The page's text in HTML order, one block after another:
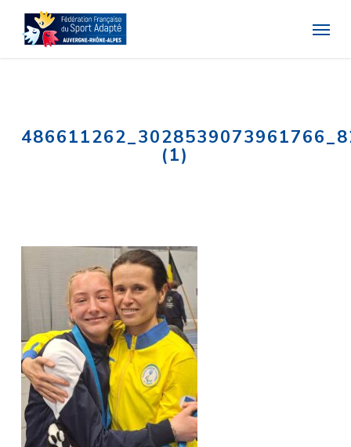
main
content
Menu
(1)